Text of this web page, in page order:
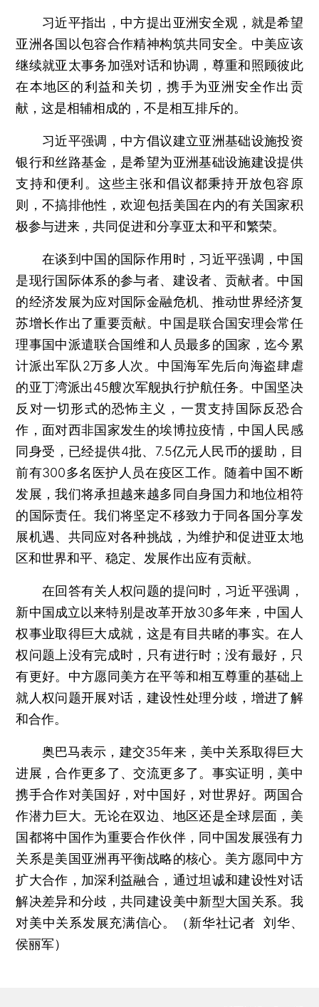
习近平指出，中方提出亚洲安全观，就是希望
亚洲各国以包容合作精神构筑共同安全。中美应该
继续就亚太事务加强对话和协调，尊重和照顾彼此
在本地区的利益和关切，携手为亚洲安全作出贡
献，这是相辅相成的，不是相互排斥的。
习近平强调，中方倡议建立亚洲基础设施投资
银行和丝路基金，是希望为亚洲基础设施建设提供
支持和便利。这些主张和倡议都秉持开放包容原
则，不搞排他性，欢迎包括美国在内的有关国家积
极参与进来，共同促进和分享亚太和平和繁荣。
在谈到中国的国际作用时，习近平强调，中国
是现行国际体系的参与者、建设者、贡献者。中国
的经济发展为应对国际金融危机、推动世界经济复
苏增长作出了重要贡献。中国是联合国安理会常任
理事国中派遣联合国维和人员最多的国家，迄今累
计派出军队2万多人次。中国海军先后向海盗肆虐
的亚丁湾派出45艘次军舰执行护航任务。中国坚决
反对一切形式的恐怖主义，一贯支持国际反恐合
作，面对西非国家发生的埃博拉疫情，中国人民感
同身受，已经提供4批、7.5亿元人民币的援助，目
前有300多名医护人员在疫区工作。随着中国不断
发展，我们将承担越来越多同自身国力和地位相符
的国际责任。我们将坚定不移致力于同各国分享发
展机遇、共同应对各种挑战，为维护和促进亚太地
区和世界和平、稳定、发展作出应有贡献。
在回答有关人权问题的提问时，习近平强调，
新中国成立以来特别是改革开放30多年来，中国人
权事业取得巨大成就，这是有目共睹的事实。在人
权问题上没有完成时，只有进行时；没有最好，只
有更好。中方愿同美方在平等和相互尊重的基础上
就人权问题开展对话，建设性处理分歧，增进了解
和合作。
奥巴马表示，建交35年来，美中关系取得巨大
进展，合作更多了、交流更多了。事实证明，美中
携手合作对美国好，对中国好，对世界好。两国合
作潜力巨大。无论在双边、地区还是全球层面，美
国都将中国作为重要合作伙伴，同中国发展强有力
关系是美国亚洲再平衡战略的核心。美方愿同中方
扩大合作，加深利益融合，通过坦诚和建设性对话
解决差异和分歧，共同建设美中新型大国关系。我
对美中关系发展充满信心。（新华社记者 刘华、
侯丽军）